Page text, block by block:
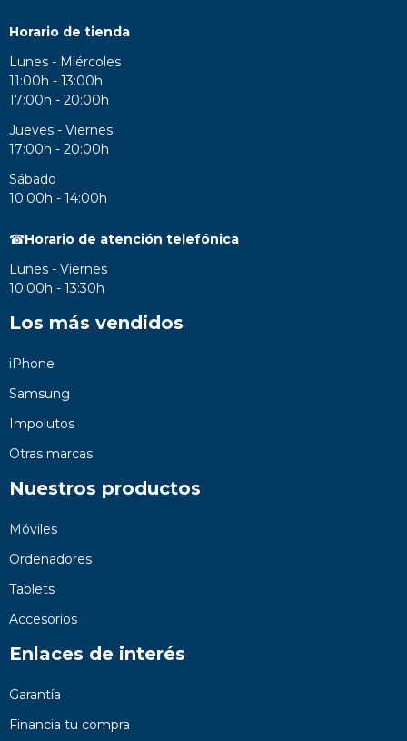
Horario de tienda
Lunes - Miércoles
11:00h - 13:00h
17:00h - 20:00h
Jueves - Viernes
17:00h - 20:00h
Sábado
10:00h - 14:00h
☎Horario de atención telefónica
Lunes - Viernes
10:00h - 13:30h
Los más vendidos
iPhone
Samsung
Impolutos
Otras marcas
Nuestros productos
Móviles
Ordenadores
Tablets
Accesorios
Enlaces de interés
Garantía
Financia tu compra